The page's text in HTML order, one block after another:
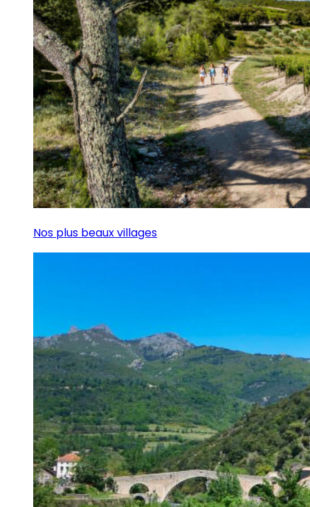
Nos plus beaux villages